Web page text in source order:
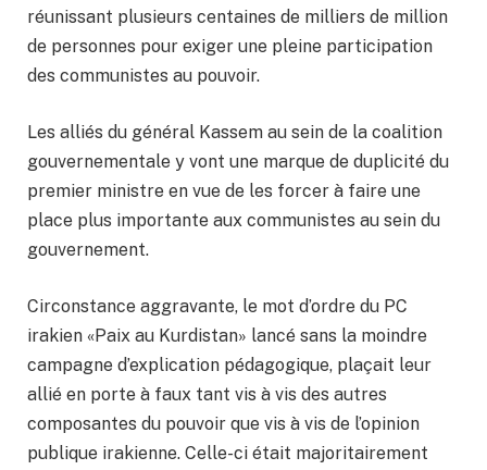
réunissant plusieurs centaines de milliers de million
de personnes pour exiger une pleine participation
des communistes au pouvoir.
Les alliés du général Kassem au sein de la coalition
gouvernementale y vont une marque de duplicité du
premier ministre en vue de les forcer à faire une
place plus importante aux communistes au sein du
gouvernement.
Circonstance aggravante, le mot d’ordre du PC
irakien «Paix au Kurdistan» lancé sans la moindre
campagne d’explication pédagogique, plaçait leur
allié en porte à faux tant vis à vis des autres
composantes du pouvoir que vis à vis de l’opinion
publique irakienne. Celle-ci était majoritairement